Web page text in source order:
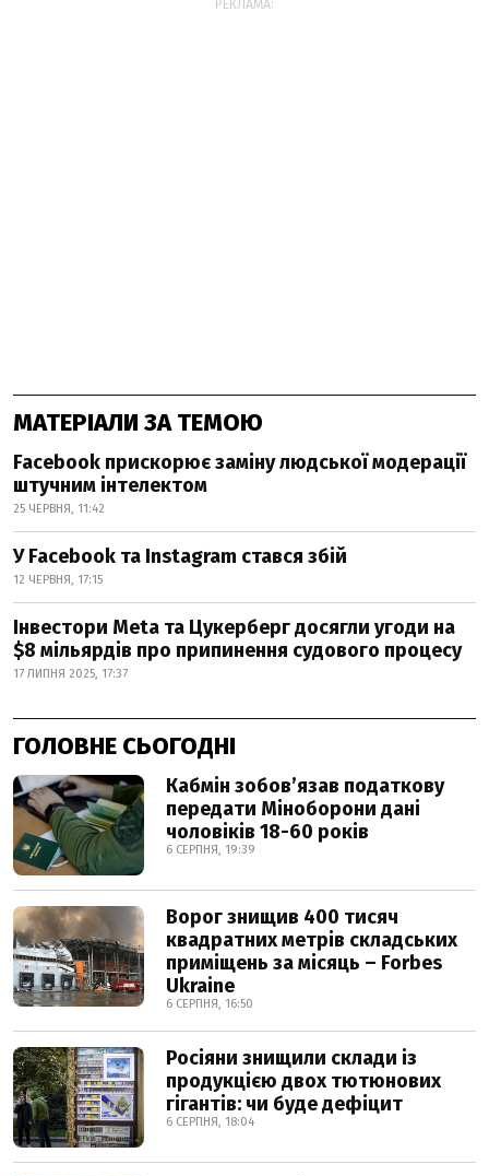
РЕКЛАМА:
МАТЕРІАЛИ ЗА ТЕМОЮ
Facebook прискорює заміну людської модерації
штучним інтелектом
25 ЧЕРВНЯ, 11:42
У Facebook та Instagram стався збій
12 ЧЕРВНЯ, 17:15
Інвестори Meta та Цукерберг досягли угоди на
$8 мільярдів про припинення судового процесу
17 ЛИПНЯ 2025, 17:37
ГОЛОВНЕ СЬОГОДНІ
Кабмін зобовʼязав податкову
передати Міноборони дані
чоловіків 18-60 років
6 СЕРПНЯ, 19:39
Ворог знищив 400 тисяч
квадратних метрів складських
приміщень за місяць – Forbes
Ukraine
6 СЕРПНЯ, 16:50
Росіяни знищили склади із
продукцією двох тютюнових
гігантів: чи буде дефіцит
6 СЕРПНЯ, 18:04